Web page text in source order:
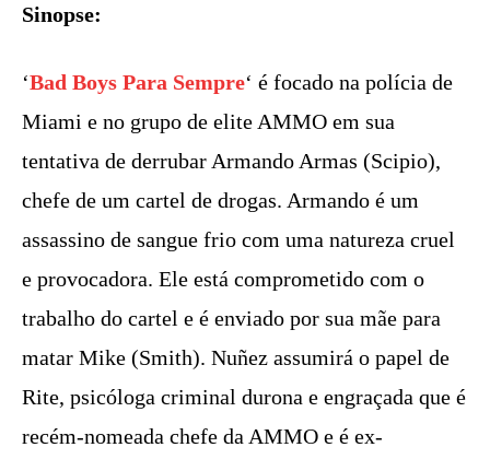
Sinopse:
‘Bad Boys Para Sempre‘ é focado na polícia de
Miami e no grupo de elite AMMO em sua
tentativa de derrubar Armando Armas (Scipio),
chefe de um cartel de drogas. Armando é um
assassino de sangue frio com uma natureza cruel
e provocadora. Ele está comprometido com o
trabalho do cartel e é enviado por sua mãe para
matar Mike (Smith). Nuñez assumirá o papel de
Rite, psicóloga criminal durona e engraçada que é
recém-nomeada chefe da AMMO e é ex-